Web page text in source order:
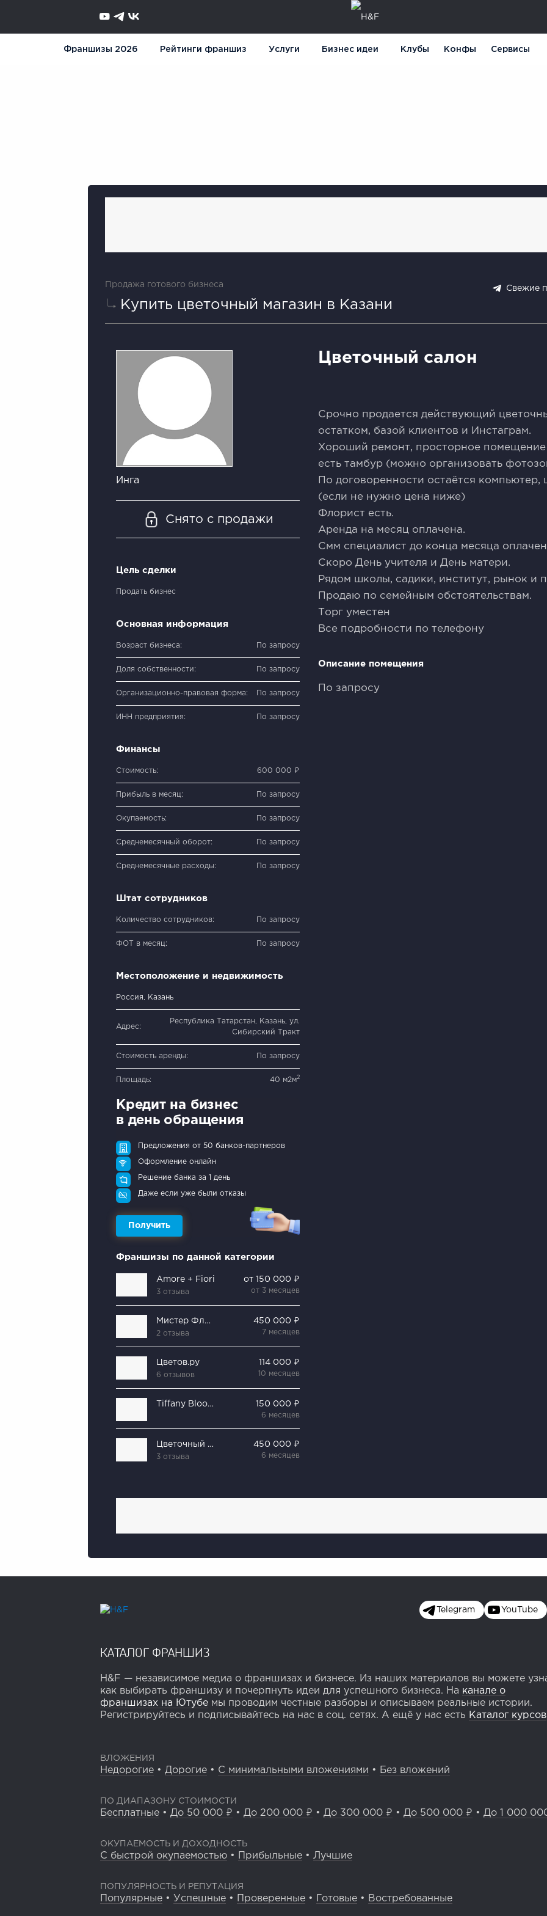
Франшизы 2026 Рейтинги франшиз Услуги Бизнес идеи Клубы Конфы Сервисы
Продажа готового бизнеса
Купить цветочный магазин в Казани
Свежие
Инга
Снято с продажи
Цель сделки
Продать бизнес
Основная информация
Возраст бизнеса: По запросу
Доля собственности: По запросу
Организационно-правовая форма: По запросу
ИНН предприятия: По запросу
Финансы
Стоимость: 600 000 ₽
Прибыль в месяц: По запросу
Окупаемость: По запросу
Среднемесячный оборот: По запросу
Среднемесячные расходы: По запросу
Штат сотрудников
Количество сотрудников: По запросу
ФОТ в месяц: По запросу
Местоположение и недвижимость
Россия, Казань
Адрес:
Республика Татарстан, Казань, ул.
Сибирский Тракт
Стоимость аренды: По запросу
Площадь: 40 м2м2
Кредит на бизнес
в день обращения
Предложения от 50 банков-партнеров
Оформление онлайн
Решение банка за 1 день
Даже если уже были отказы
Получить
Франшизы по данной категории
Amore + Fiori
3 отзыва
от 150 000 ₽
от 3 месяцев
Мистер Флористер
2 отзыва
450 000 ₽
7 месяцев
Цветов.ру
6 отзывов
114 000 ₽
10 месяцев
Tiffany Blooms 150 000 ₽
6 месяцев
Цветочный ряд
3 отзыва
450 000 ₽
6 месяцев
Цветочный салон
Срочно продается действующий
остатком, базой клиентов и Инстаграм.
Хороший ремонт, просторное помещение
есть тамбур (можно организовать
По договоренности остаётся
(если не нужно цена ниже)
Флорист есть.
Аренда на месяц оплачена.
Смм специалист до конца месяца
Скоро День учителя и День матери.
Рядом школы, садики, институт, рынок и
Продаю по семейным обстоятельствам.
Торг уместен
Все подробности по телефону
Описание помещения
По запросу
Telegram YouTube
КАТАЛОГ ФРАНШИЗ
H&F — независимое медиа о франшизах и бизнесе. Из наших материалов вы можете
как выбирать франшизу и почерпнуть идеи для успешного бизнеса. На канале о
франшизах на Ютубе мы проводим честные разборы и описываем реальные истории.
Регистрируйтесь и подписывайтесь на нас в соц. сетях. А ещё у нас есть Каталог курсов
ВЛОЖЕНИЯ
Недорогие • Дорогие • С минимальными вложениями • Без вложений
ПО ДИАПАЗОНУ СТОИМОСТИ
Бесплатные • До 50 000 ₽ • До 200 000 ₽ • До 300 000 ₽ • До 500 000 ₽ • До 1 000
ОКУПАЕМОСТЬ И ДОХОДНОСТЬ
С быстрой окупаемостью • Прибыльные • Лучшие
ПОПУЛЯРНОСТЬ И РЕПУТАЦИЯ
Популярные • Успешные • Проверенные • Готовые • Востребованные